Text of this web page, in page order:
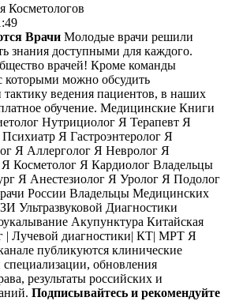
Косметологов
Врачи Молодые врачи решили
знания доступными для каждого.
врачей! Кроме команды
можно обсудить
тактику ведения пациентов, в наших
обучение. Медицинские Книги
Нутрициолог Я Терапевт Я
Я Гастроэнтеролог Я
Я Аллерголог Я Невролог Я
Я Косметолог Я Кардиолог Владельцы
Я Анестезиолог Я Уролог Я Подолог
России Владельцы Медицинских
Ультразвуковой Диагностики
Акупунктура Китайская
| Лучевой диагностики| КТ| МРТ Я
публикуются клинические
обновления
результаты российских и
Подписывайтесь и рекомендуйте